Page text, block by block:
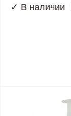
✓ В наличии